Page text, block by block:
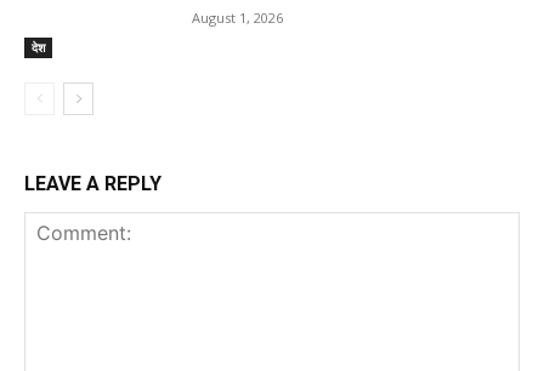
देश
August 1, 2026
LEAVE A REPLY